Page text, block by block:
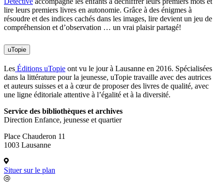
lire leurs premiers livres en autonomie. Grâce à des énigmes à
résoudre et des indices cachés dans les images, lire devient un jeu de
compréhension et d’observation … un vrai plaisir partagé!
uTopie
Les Éditions uTopie ont vu le jour à Lausanne en 2016. Spécialisées
dans la littérature pour la jeunesse, uTopie travaille avec des autrices
et auteurs suisses et a à cœur de proposer des livres de qualité, avec
une ligne éditoriale attentive à l’égalité et à la diversité.
Service des bibliothèques et archives
Direction Enfance, jeunesse et quartier
Place Chauderon 11
1003 Lausanne
Situer sur le plan